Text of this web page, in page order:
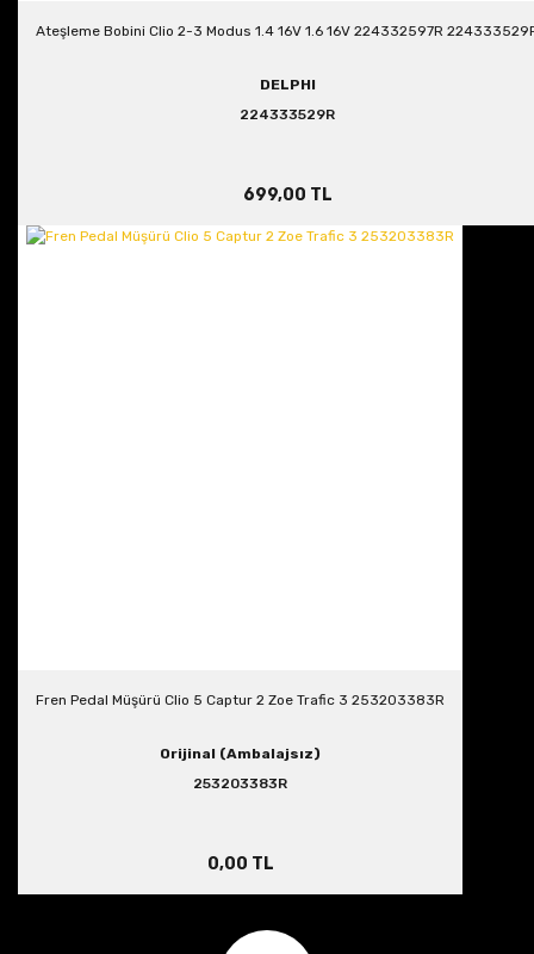
Ateşleme Bobini Clio 2-3 Modus 1.4 16V 1.6 16V 224332597R
DELPHI
224333529R
699,00 TL
Fren Pedal Müşürü Clio 5 Captur 2 Zoe Trafic 3 253203383R
Orijinal (Ambalajsız)
253203383R
0,00 TL